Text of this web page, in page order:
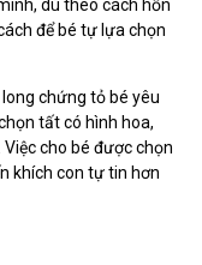
dù theo cách hồn
để bé tự lựa chọn
chứng tỏ bé yêu
tất có hình hoa,
cho bé được chọn
khích con tự tin hơn